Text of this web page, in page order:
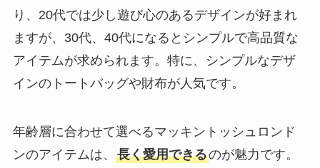
り、20代では少し遊び心のあるデザインが好まれ
ますが、30代、40代になるとシンプルで高品質な
アイテムが求められます。特に、シンプルなデザ
インのトートバッグや財布が人気です。
年齢層に合わせて選べるマッキントッシュロンド
ンのアイテムは、 長く愛用できるのが魅力です。